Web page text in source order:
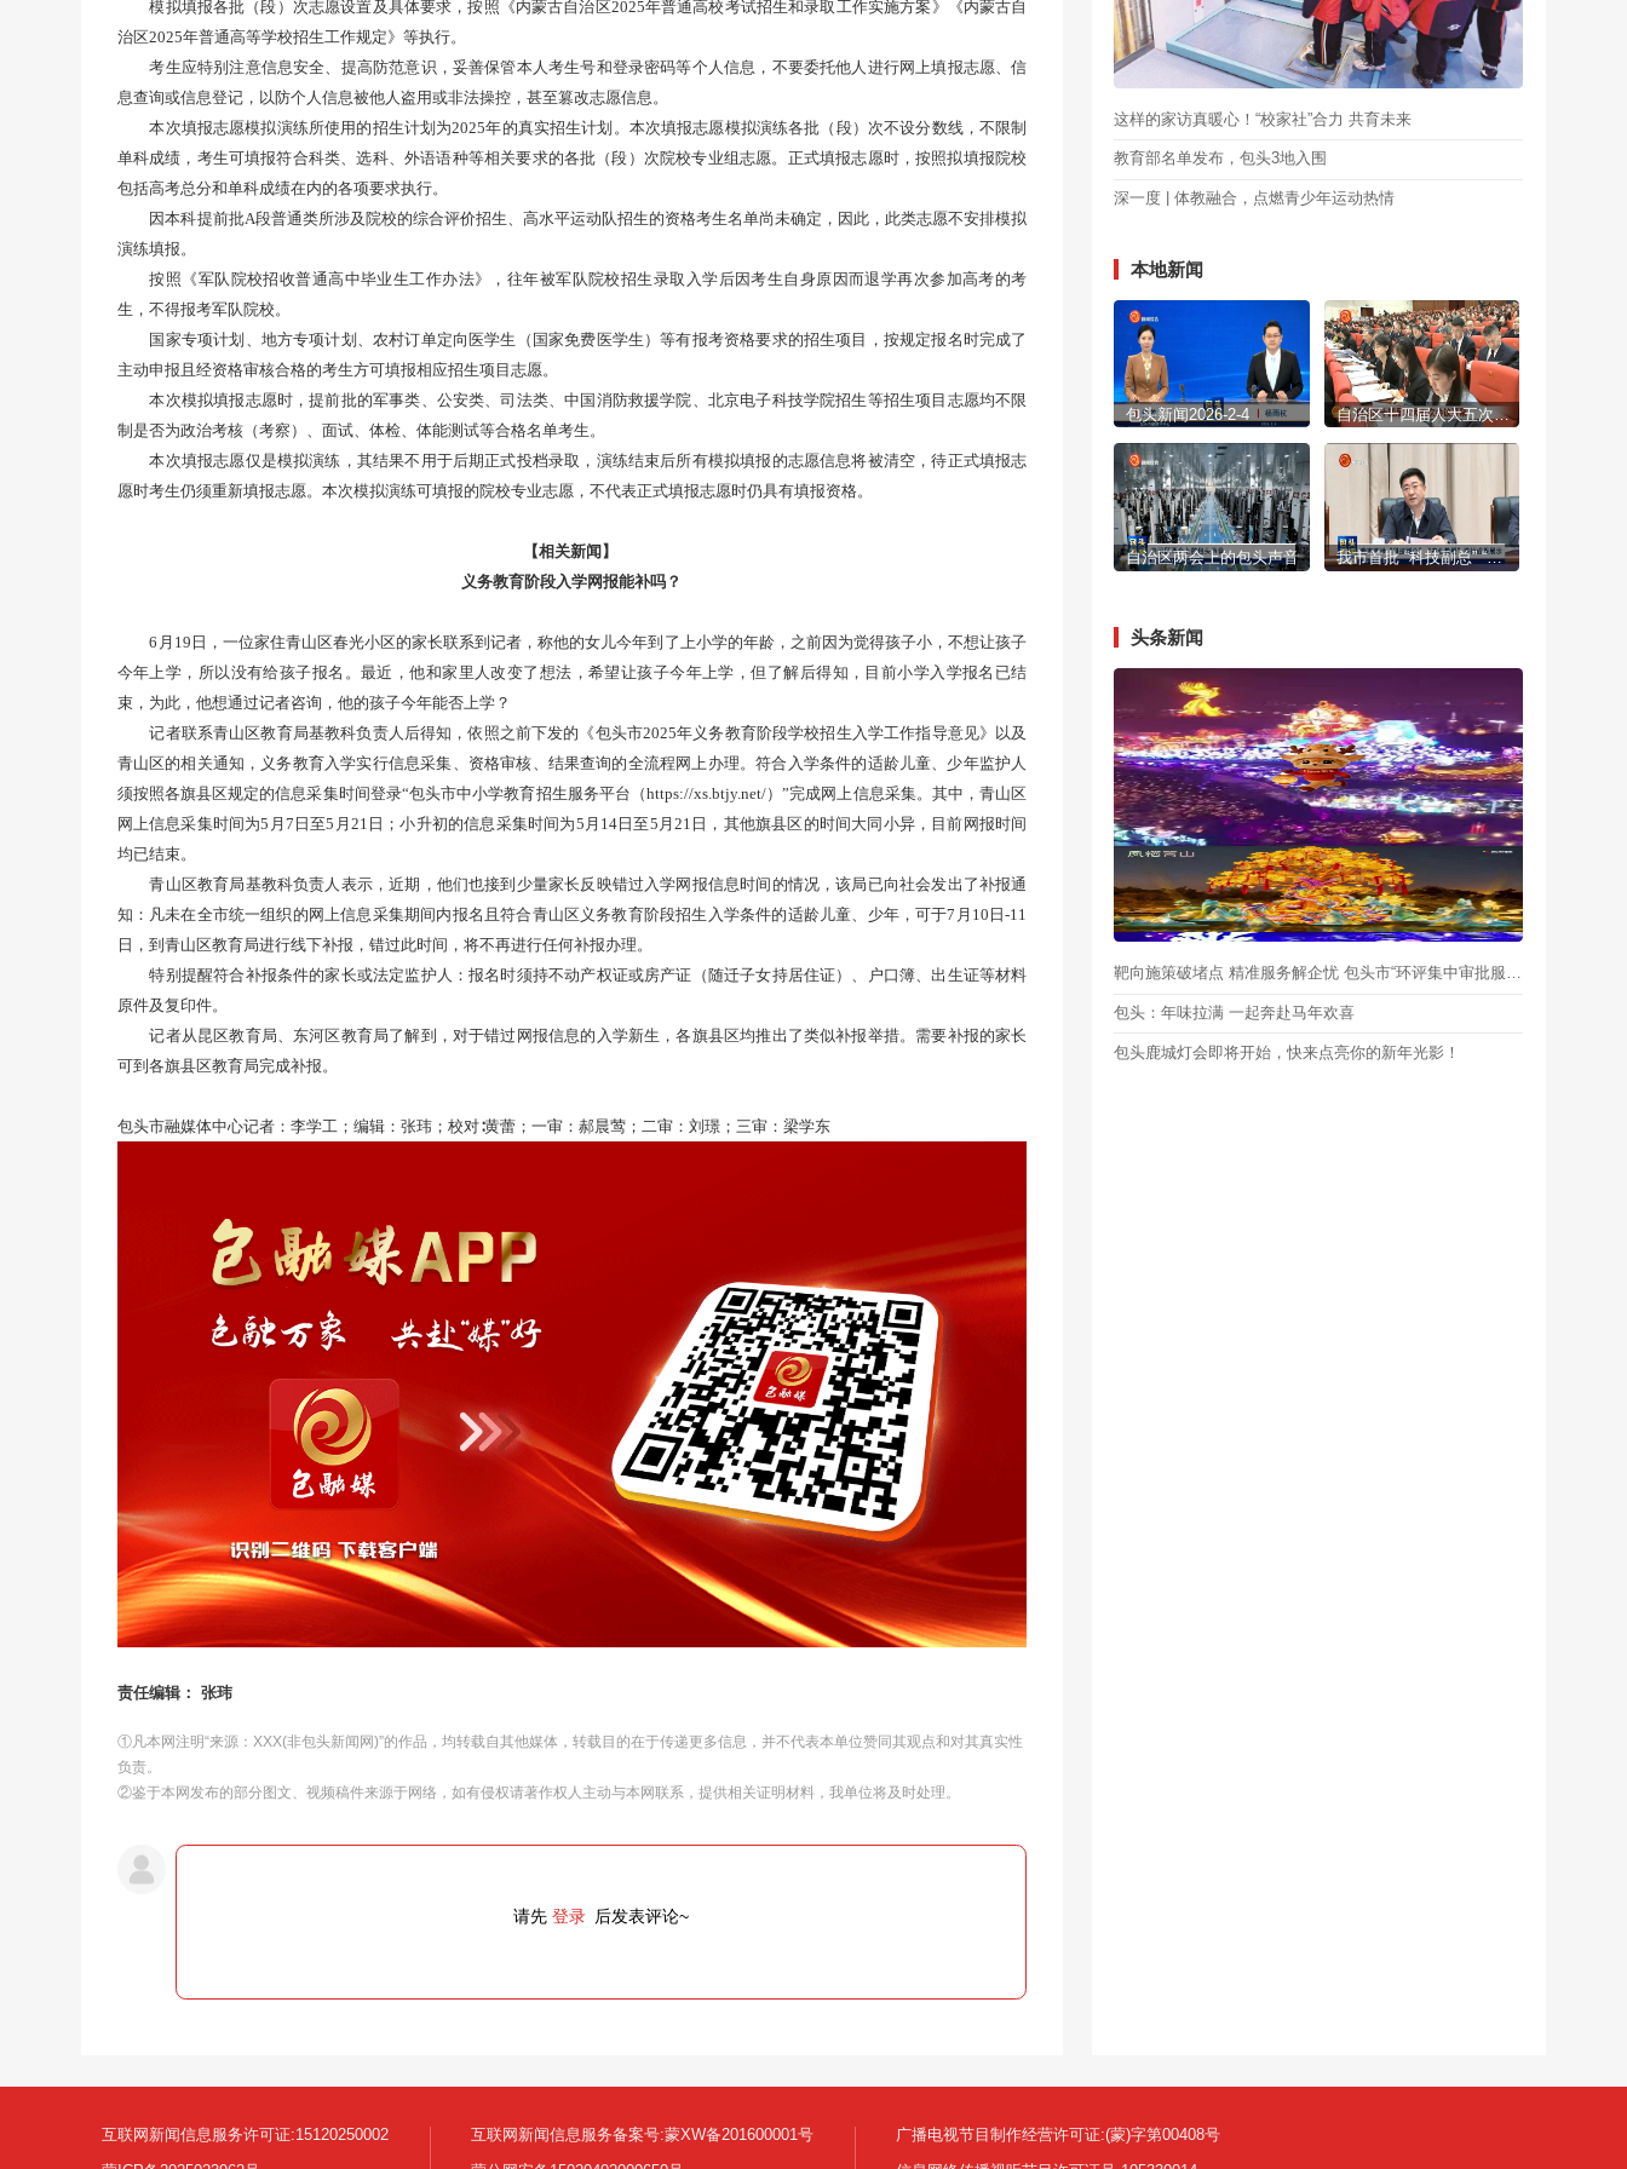
模拟填报各批（段）次志愿设置及具体要求，按照《内蒙古自治区2025年普通高校考试招生和录取工作实施方案》《内蒙古自
治区2025年普通高等学校招生工作规定》等执行。
考生应特别注意信息安全、提高防范意识，妥善保管本人考生号和登录密码等个人信息，不要委托他人进行网上填报志愿、信
息查询或信息登记，以防个人信息被他人盗用或非法操控，甚至篡改志愿信息。
本次填报志愿模拟演练所使用的招生计划为2025年的真实招生计划。本次填报志愿模拟演练各批（段）次不设分数线，不限制
单科成绩，考生可填报符合科类、选科、外语语种等相关要求的各批（段）次院校专业组志愿。正式填报志愿时，按照拟填报院校
包括高考总分和单科成绩在内的各项要求执行。
因本科提前批A段普通类所涉及院校的综合评价招生、高水平运动队招生的资格考生名单尚未确定，因此，此类志愿不安排模拟
演练填报。
按照《军队院校招收普通高中毕业生工作办法》，往年被军队院校招生录取入学后因考生自身原因而退学再次参加高考的考
生，不得报考军队院校。
国家专项计划、地方专项计划、农村订单定向医学生（国家免费医学生）等有报考资格要求的招生项目，按规定报名时完成了
主动申报且经资格审核合格的考生方可填报相应招生项目志愿。
本次模拟填报志愿时，提前批的军事类、公安类、司法类、中国消防救援学院、北京电子科技学院招生等招生项目志愿均不限
制是否为政治考核（考察）、面试、体检、体能测试等合格名单考生。
本次填报志愿仅是模拟演练，其结果不用于后期正式投档录取，演练结束后所有模拟填报的志愿信息将被清空，待正式填报志
愿时考生仍须重新填报志愿。本次模拟演练可填报的院校专业志愿，不代表正式填报志愿时仍具有填报资格。
【相关新闻】
义务教育阶段入学网报能补吗？
6月19日，一位家住青山区春光小区的家长联系到记者，称他的女儿今年到了上小学的年龄，之前因为觉得孩子小，不想让孩子
今年上学，所以没有给孩子报名。最近，他和家里人改变了想法，希望让孩子今年上学，但了解后得知，目前小学入学报名已结
束，为此，他想通过记者咨询，他的孩子今年能否上学？
记者联系青山区教育局基教科负责人后得知，依照之前下发的《包头市2025年义务教育阶段学校招生入学工作指导意见》以及
青山区的相关通知，义务教育入学实行信息采集、资格审核、结果查询的全流程网上办理。符合入学条件的适龄儿童、少年监护人
须按照各旗县区规定的信息采集时间登录“包头市中小学教育招生服务平台（https://xs.btjy.net/）”完成网上信息采集。其中，青山区
网上信息采集时间为5月7日至5月21日；小升初的信息采集时间为5月14日至5月21日，其他旗县区的时间大同小异，目前网报时间
均已结束。
青山区教育局基教科负责人表示，近期，他们也接到少量家长反映错过入学网报信息时间的情况，该局已向社会发出了补报通
知：凡未在全市统一组织的网上信息采集期间内报名且符合青山区义务教育阶段招生入学条件的适龄儿童、少年，可于7月10日-11
日，到青山区教育局进行线下补报，错过此时间，将不再进行任何补报办理。
特别提醒符合补报条件的家长或法定监护人：报名时须持不动产权证或房产证（随迁子女持居住证）、户口簿、出生证等材料
原件及复印件。
记者从昆区教育局、东河区教育局了解到，对于错过网报信息的入学新生，各旗县区均推出了类似补报举措。需要补报的家长
可到各旗县区教育局完成补报。
包头市融媒体中心记者：李学工；编辑：张玮；校对∶黄蕾；一审：郝晨莺；二审：刘璟；三审：梁学东
责任编辑： 张玮
①凡本网注明“来源：XXX(非包头新闻网)”的作品，均转载自其他媒体，转载目的在于传递更多信息，并不代表本单位赞同其观点和对其真实性
负责。
②鉴于本网发布的部分图文、视频稿件来源于网络，如有侵权请著作权人主动与本网联系，提供相关证明材料，我单位将及时处理。
请先 登录 后发表评论~
这样的家访真暖心！“校家社”合力 共育未来
教育部名单发布，包头3地入围
深一度 | 体教融合，点燃青少年运动热情
本地新闻
包头新闻2026-2-4 自治区十四届人大五次会议开幕
自治区两会上的包头声音 我市首批 “科技副总” “产业教授”进行成果展示
头条新闻
靶向施策破堵点 精准服务解企忧 包头市“环评集中审批服务月”启动
包头：年味拉满 一起奔赴马年欢喜
包头鹿城灯会即将开始，快来点亮你的新年光影！
互联网新闻信息服务许可证:15120250002
互联网新闻信息服务备案号:蒙XW备201600001号
广播电视节目制作经营许可证:(蒙)字第00408号